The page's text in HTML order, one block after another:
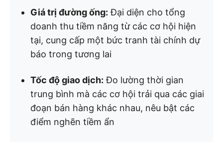
Giá trị đường ống: Đại diện cho tổng
doanh thu tiềm năng từ các cơ hội hiện
tại, cung cấp một bức tranh tài chính dự
báo trong tương lai
Tốc độ giao dịch: Đo lường thời gian
trung bình mà các cơ hội trải qua các giai
đoạn bán hàng khác nhau, nêu bật các
điểm nghẽn tiềm ẩn